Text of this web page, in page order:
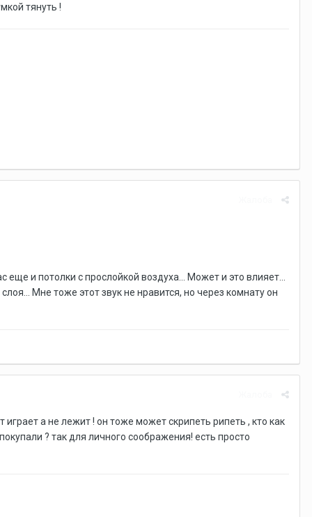
тянуть !
и потолки с прослойкой воздуха... Может и это влияет...
Мне тоже этот звук не нравится, но через комнату он
а не лежит ! он тоже может скрипеть рипеть , кто как
? так для личного соображения! есть просто